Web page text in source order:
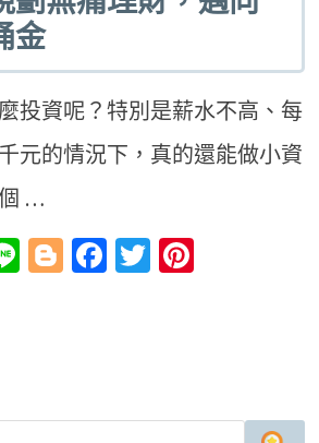
金
投資呢？特別是薪水不高、每
元的情況下，真的還能做小資
…
LineBlogger
Facebook
Twitter